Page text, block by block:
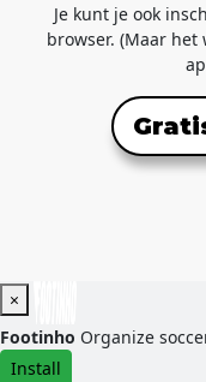
Je kunt je ook
browser. (Maar
×
Footinho Organize
Install